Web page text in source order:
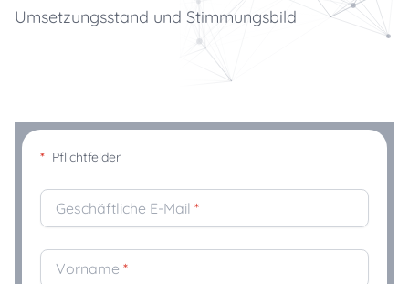
Umsetzungsstand und Stimmungsbild
* Pflichtfelder
Geschäftliche E-Mail *
Vorname *